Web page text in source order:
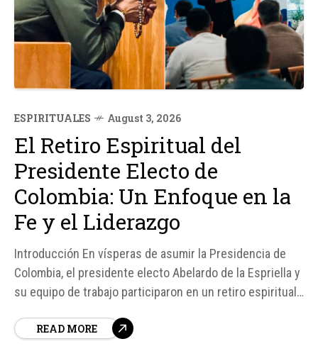
ESPIRITUALES August 3, 2026
El Retiro Espiritual del
Presidente Electo de
Colombia: Un Enfoque en la
Fe y el Liderazgo
Introducción En vísperas de asumir la Presidencia de
Colombia, el presidente electo Abelardo de la Espriella y
su equipo de trabajo participaron en un retiro espiritual,
convicción de que la fe y la espiritualidad deben ser
READ MORE